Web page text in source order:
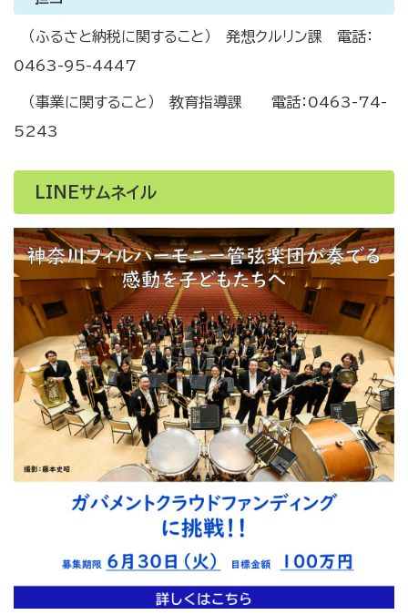
（ふるさと納税に関すること） 発想クルリン課 電話：
0463-95-4447
（事業に関すること） 教育指導課 電話：0463-74-
5243
LINEサムネイル